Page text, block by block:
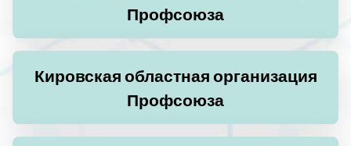
Профсоюза
Кировская областная организация
Профсоюза